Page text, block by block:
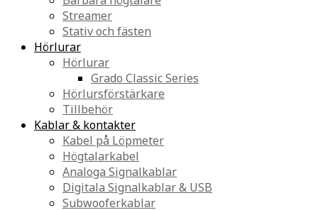
Streamer
Stativ och fästen
Hörlurar
Hörlurar
Grado Classic Series
Hörlursförstärkare
Tillbehör
Kablar & kontakter
Kabel på Löpmeter
Högtalarkabel
Analoga Signalkablar
Digitala Signalkablar & USB
Subwooferkablar